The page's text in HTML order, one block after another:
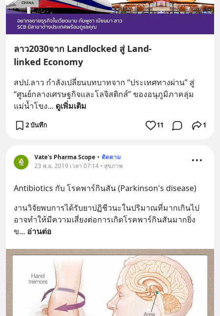
ลาว2030จาก Landlocked สู่ Land-
linked Economy
สปป.ลาว กำลังเปลี่ยนบทบาทจาก “ประเทศทางผ่าน” สู่
“ศูนย์กลางเศรษฐกิจและโลจิสติกส์” ของอนุภูมิภาคลุ่ม
แม่น้ำโขง... ดูเพิ่มเติม
2 บันทึก 11 1
Vate's Pharma Scope • ติดตาม
23 พ.ย. 2019 เวลา 07:14 • สุขภาพ
Antibiotics กับ โรคพาร์กินสัน (Parkinson's disease)
งานวิจัยพบการได้รับยาปฏิชีวนะในปริมาณที่มากเกินไป
อาจทำให้มีความเสี่ยงต่อการเกิดโรคพาร์กินสันมากยิ่ง
ข... อ่านต่อ